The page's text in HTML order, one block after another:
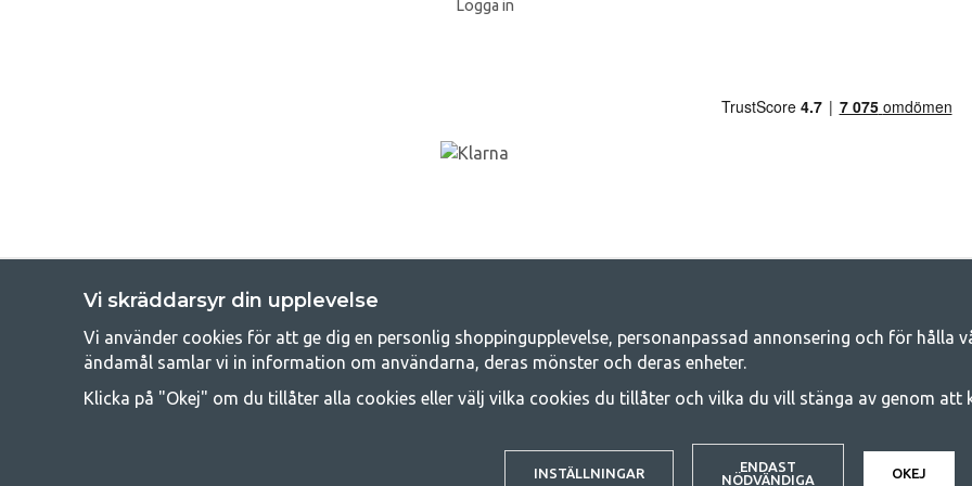
Logga in
GetCamping.se - Din butik för camping och
råd med att campa så därför erbjuder vi riktigt bra priser på familjetält, husvagnstält och all annan utrustning för camping och
© 2020 GetCamping. All rights reserved.
Vi skräddarsyr din upplevelse
Vi använder cookies för att ge dig en personlig shoppingupplevelse, personanpassad annonsering och för hålla
ändamål samlar vi in information om användarna, deras mönster och deras enheter.
Klicka på "Okej" om du tillåter alla cookies eller välj vilka cookies du tillåter och vilka du vill stänga av genom att
INSTÄLLNINGAR
ENDAST
NÖDVÄNDIGA
OKEJ